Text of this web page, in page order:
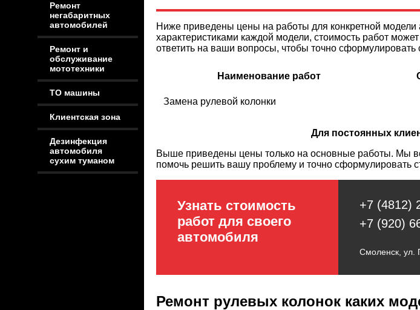
Ремонт
негабаритных
автомобилей
Ремонт и
обслуживание
мототехники
ТО машины
Клиентская зона
Дезинфекция
автомобиля
сухим туманом
Ниже приведены цены на работы для конкретной
характеристиками каждой модели, стоимость работ
ответить на ваши вопросы, чтобы точно
Наименование работ
Замена рулевой колонки
Для постоянных
Выше приведены цены только на основные работы. Мы
помочь решить вашу проблему и точно сформулировать
Узнать стоимость
работ для своего
автомобиля
+7 (4812)
+7 (920)
Смоленск, ул.
Ремонт рулевых колонок каких